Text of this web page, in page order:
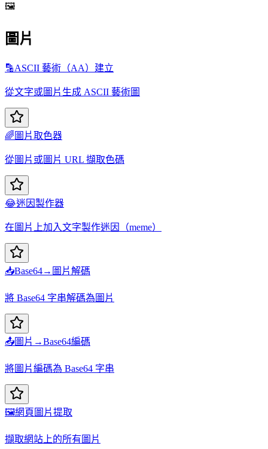
🖼️
圖片
🔡ASCII 藝術（AA）建立
從文字或圖片生成 ASCII 藝術圖
🌈 圖片取色器
從圖片或圖片 URL 擷取色碼
😂迷因製作器
在圖片上加入文字製作迷因（meme）
📥Base64→圖片解碼
將 Base64 字串解碼為圖片
📤圖片→Base64編碼
將圖片編碼為 Base64 字串
🖼️網頁圖片提取
擷取網站上的所有圖片